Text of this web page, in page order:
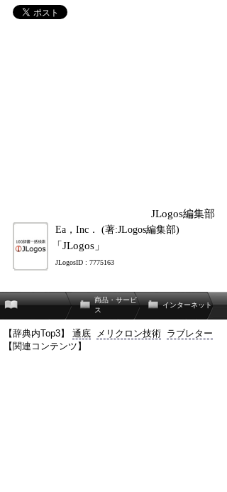
JLogos編集部
Ea，Inc． (著:JLogos編集部)
「JLogos」
JLogosID : 7775163
商品・サービ
ス
インターネット
【辞典内Top3】 通底 メリクロン技術 ラブレター
【関連コンテンツ】